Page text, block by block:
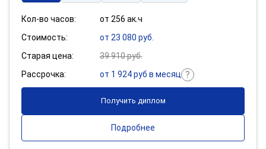
Кол-во часов:
от 256 ак.ч
Стоимость:
от 23 080 руб.
Старая цена:
39 910 руб.
Рассрочка:
от 1 924 руб в месяц
Получить диплом
Подробнее